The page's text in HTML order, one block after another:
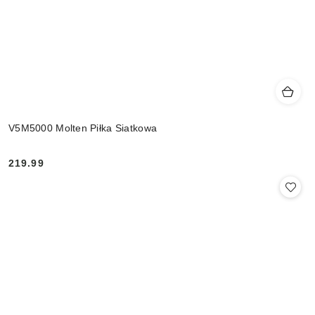
V5M5000 Molten Piłka Siatkowa
Cena:
219.99